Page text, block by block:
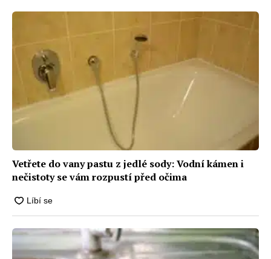
Vetřete do vany pastu z jedlé sody: Vodní kámen i
nečistoty se vám rozpustí před očima